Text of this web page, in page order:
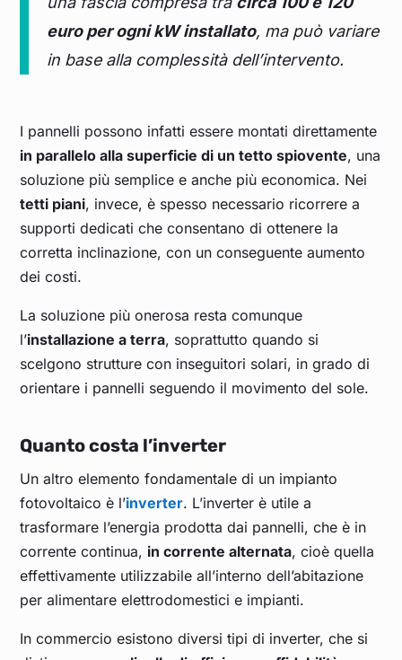
euro per ogni kW installato, ma può variare
in base alla complessità dell’intervento.
I pannelli possono infatti essere montati direttamente
in parallelo alla superficie di un tetto spiovente, una
soluzione più semplice e anche più economica. Nei
tetti piani, invece, è spesso necessario ricorrere a
supporti dedicati che consentano di ottenere la
corretta inclinazione, con un conseguente aumento
dei costi.
La soluzione più onerosa resta comunque
l’installazione a terra, soprattutto quando si
scelgono strutture con inseguitori solari, in grado di
orientare i pannelli seguendo il movimento del sole.
Quanto costa l’inverter
Un altro elemento fondamentale di un impianto
fotovoltaico è l’inverter. L’inverter è utile a
trasformare l’energia prodotta dai pannelli, che è in
corrente continua, in corrente alternata, cioè quella
effettivamente utilizzabile all’interno dell’abitazione
per alimentare elettrodomestici e impianti.
In commercio esistono diversi tipi di inverter, che si